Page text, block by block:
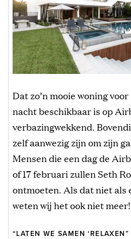
Dat zo’n mooie woning
nacht beschikbaar is op
verbazingwekkend.
zelf aanwezig zijn om zijn
Mensen die een dag de
of 17 februari zullen Seth
ontmoeten. Als dat niet als
weten wij het ook niet meer!
“LATEN WE SAMEN ‘RELAXEN”